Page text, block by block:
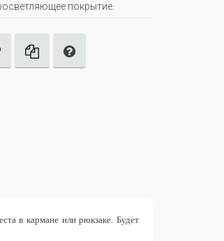
покрытие.
в кармане или рюкзаке. Будет